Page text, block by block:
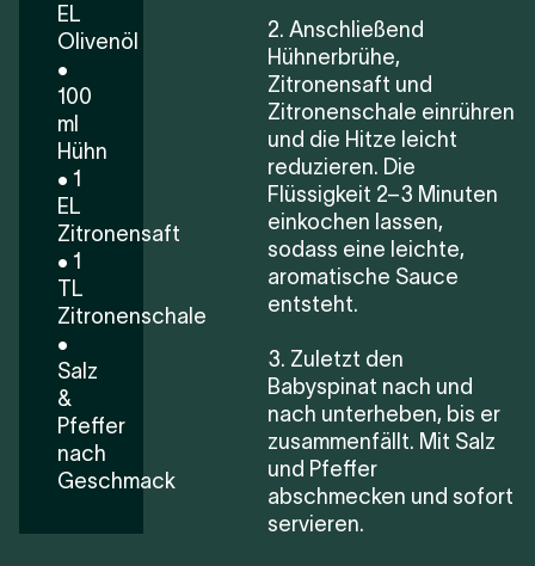
EL
Olivenöl
•
100
ml
Hühn
• 1
EL
Zitronensaft
• 1
TL
Zitronenschale
•
Salz
&
Pfeffer
nach
Geschmack
2. Anschließend
Hühnerbrühe,
Zitronensaft und
Zitronenschale einrühren
und die Hitze leicht
reduzieren. Die
Flüssigkeit 2–3 Minuten
einkochen lassen,
sodass eine leichte,
aromatische Sauce
entsteht.
3. Zuletzt den
Babyspinat nach und
nach unterheben, bis er
zusammenfällt. Mit Salz
und Pfeffer
abschmecken und sofort
servieren.